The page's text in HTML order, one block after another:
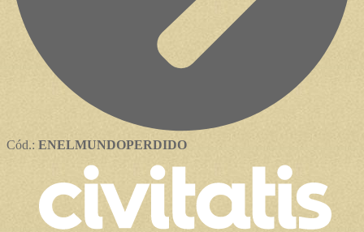
Cód.: ENELMUNDOPERDIDO